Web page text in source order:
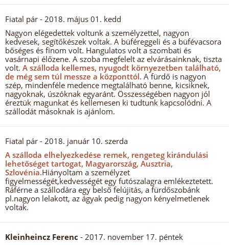
Fiatal pár - 2018. május 01. kedd
Nagyon elégedettek voltunk a személyzettel, nagyon
kedvesek, segítőkészek voltak. A büféreggeli és a büfévacsora
bőséges és finom volt. Hangulatos volt a szombati és
vasárnapi élőzene. A szoba megfelelt az elvárásainknak, tiszta
volt. A szálloda kellemes, nyugodt környezetben található,
de még sem túl messze a központtól. A fürdő is nagyon
szép, mindenféle medence megtalálható benne, kicsiknek,
nagyoknak, úszóknak egyaránt. Összességében nagyon jól
éreztük magunkat és kellemesen ki tudtunk kapcsolódni. A
szállodát másoknak is ajánlom.
Fiatal pár - 2018. január 10. szerda
A szálloda elhelyezkedése remek, rengeteg kirándulási
lehetőséget tartogat, Magyarország, Ausztria,
Szlovénia.Hiányoltam a személyzet
figyelmességét,kedvességét egy futószalagra emlékeztetett.
Ráférne a szállodára egy belső felújitás, a fürdőszobánk
pl.nagyon lelakott, az ágyak pedig nagyon kényelmetlenek
voltak.
Kleinheincz Ferenc - 2017. november 17. péntek